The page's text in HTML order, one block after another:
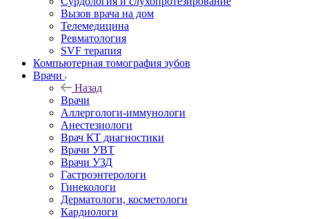
Вызов врача на дом
Телемедицина
Ревматология
SVF терапия
Компьютерная томография зубов
Врачи
Назад
Врачи
Аллергологи-иммунологи
Анестезиологи
Врач КТ диагностики
Врачи УВТ
Врачи УЗД
Гастроэнтерологи
Гинекологи
Дерматологи, косметологи
Кардиологи